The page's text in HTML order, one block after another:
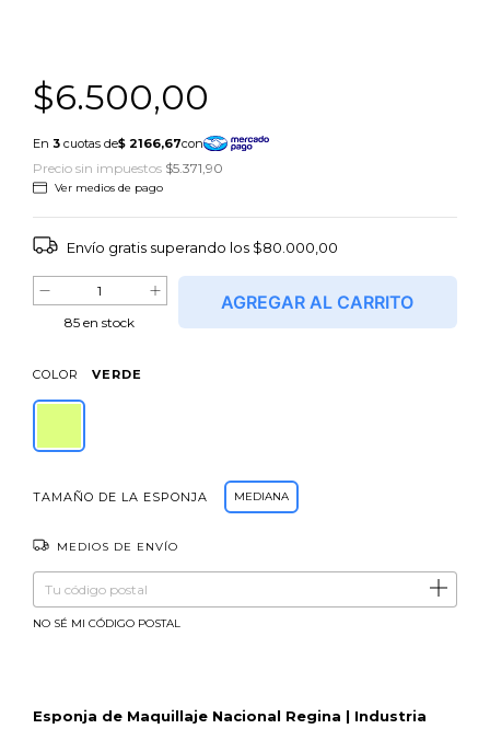
$6.500,00
Precio sin impuestos $5.371,90
Ver medios de pago
Envío gratis superando los $80.000,00
85 en stock
COLOR VERDE
TAMAÑO DE LA ESPONJA MEDIANA
MEDIOS DE ENVÍO
Entregas para el CP: CAMBIAR CP
NO SÉ MI CÓDIGO POSTAL
Esponja de Maquillaje Nacional Regina | Industria